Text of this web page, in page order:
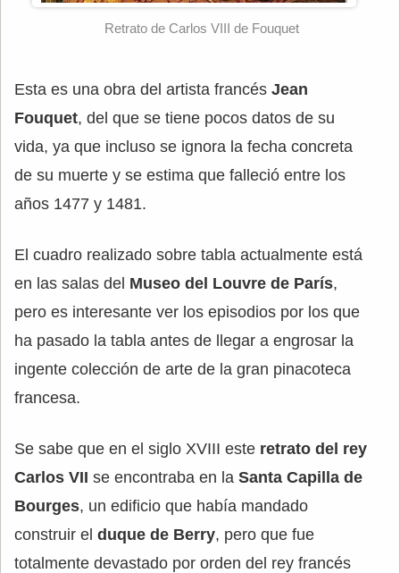
Retrato de Carlos VIII de Fouquet
Esta es una obra del artista francés Jean
Fouquet, del que se tiene pocos datos de su
vida, ya que incluso se ignora la fecha concreta
de su muerte y se estima que falleció entre los
años 1477 y 1481.
El cuadro realizado sobre tabla actualmente está
en las salas del Museo del Louvre de París,
pero es interesante ver los episodios por los que
ha pasado la tabla antes de llegar a engrosar la
ingente colección de arte de la gran pinacoteca
francesa.
Se sabe que en el siglo XVIII este retrato del rey
Carlos VII se encontraba en la Santa Capilla de
Bourges, un edificio que había mandado
construir el duque de Berry, pero que fue
totalmente devastado por orden del rey francés